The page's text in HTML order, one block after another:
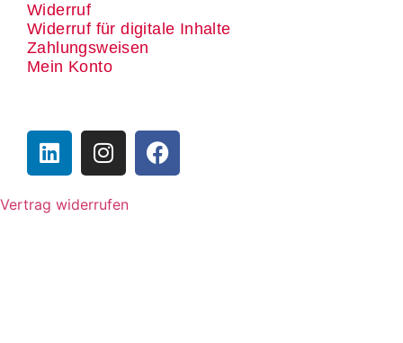
Widerruf
Widerruf für digitale Inhalte
Zahlungsweisen
Mein Konto
Vertrag widerrufen